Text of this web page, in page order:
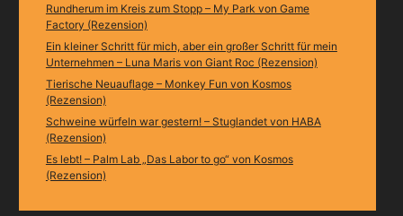
Rundherum im Kreis zum Stopp – My Park von Game
Factory (Rezension)
Ein kleiner Schritt für mich, aber ein großer Schritt für mein
Unternehmen – Luna Maris von Giant Roc (Rezension)
Tierische Neuauflage – Monkey Fun von Kosmos
(Rezension)
Schweine würfeln war gestern! – Stuglandet von HABA
(Rezension)
Es lebt! – Palm Lab „Das Labor to go“ von Kosmos
(Rezension)